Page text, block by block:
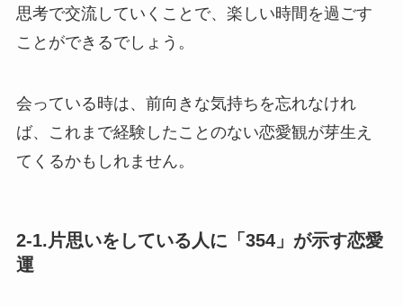
思考で交流していくことで、楽しい時間を過ごす
ことができるでしょう。
会っている時は、前向きな気持ちを忘れなけれ
ば、これまで経験したことのない恋愛観が芽生え
てくるかもしれません。
2-1.片思いをしている人に「354」が示す恋愛
運